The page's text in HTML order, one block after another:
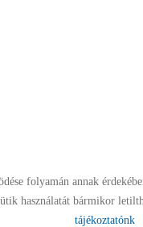
folyamán annak
használatát bármikor
tájékoztatónk